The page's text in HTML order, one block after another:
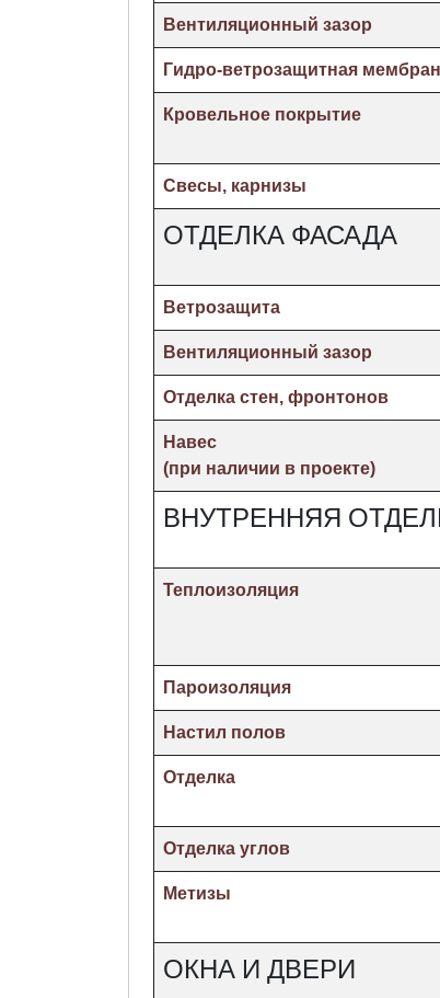
Вентиляционный зазор
Гидро-ветрозащитная
Кровельное покрытие
Свесы, карнизы
ОТДЕЛКА ФАСАДА
Ветрозащита
Вентиляционный зазор
Отделка стен, фронтонов
Навес
(при наличии в проекте)
ВНУТРЕННЯЯ
Теплоизоляция
Пароизоляция
Настил полов
Отделка
Отделка углов
Метизы
ОКНА И ДВЕРИ